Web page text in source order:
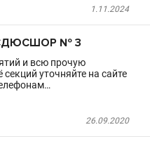
1.11.2024
№ 3
и всю прочую
уточняйте на сайте
26.09.2020